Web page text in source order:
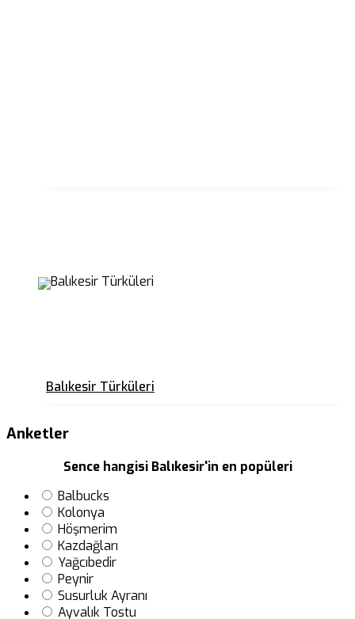
Balıkesir Türküleri
Anketler
Sence hangisi Balıkesir'in en popüleri
Balbucks
Kolonya
Höşmerim
Kazdağları
Yağcıbedir
Peynir
Susurluk Ayranı
Ayvalık Tostu